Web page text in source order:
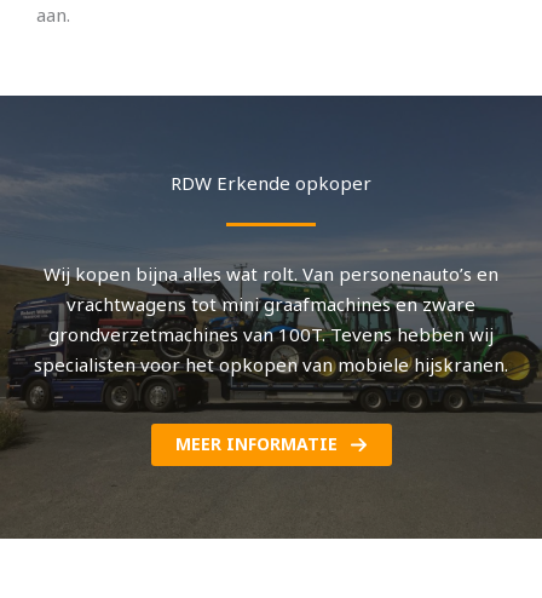
aan.
RDW Erkende opkoper
Wij kopen bijna alles wat rolt. Van personenauto’s en
vrachtwagens tot mini graafmachines en zware
grondverzetmachines van 100T. Tevens hebben wij
specialisten voor het opkopen van mobiele hijskranen.
MEER INFORMATIE